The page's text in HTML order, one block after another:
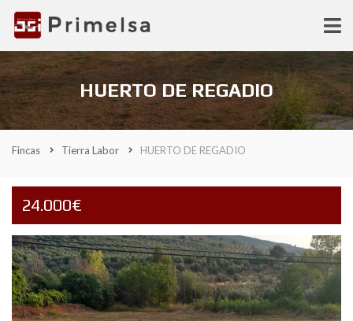
HUERTO DE REGADIO
Fincas Tierra Labor HUERTO DE REGADIO
24.000€